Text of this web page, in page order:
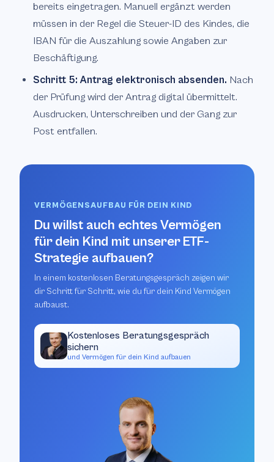
bereits eingetragen. Manuell ergänzt werden
müssen in der Regel die Steuer-ID des Kindes, die
IBAN für die Auszahlung sowie Angaben zur
Beschäftigung.
Schritt 5: Antrag elektronisch absenden. Nach
der Prüfung wird der Antrag digital übermittelt.
Ausdrucken, Unterschreiben und der Gang zur
Post entfallen.
VERMÖGENSAUFBAU FÜR DEIN KIND
Du willst auch echtes Vermögen
für dein Kind mit unserer ETF-
Strategie aufbauen?
In einem kostenlosen Beratungsgespräch zeigen wir
dir Schritt für Schritt, wie du für dein Kind Vermögen
aufbaust.
Kostenloses Beratungsgespräch
sichern
und Vermögen für dein Kind aufbauen